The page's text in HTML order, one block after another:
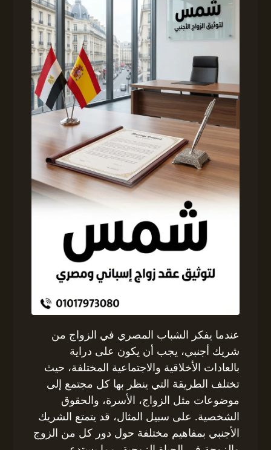
عندما يفكر الشباب المصري في الزواج من
شريك أجنبي، يجب أن يكون على دراية
بالعادات الأخلاقية والاجتماعية المختلفة، حيث
تختلف الطريقة التي ينظر بها كل مجتمع إلى
موضوعات مثل الزواج، الأسرة، والحقوق
الشخصية. على سبيل المثال، قد يتمتع الشريك
الأجنبي بمفاهيم مختلفة حول دور كل من الزوج